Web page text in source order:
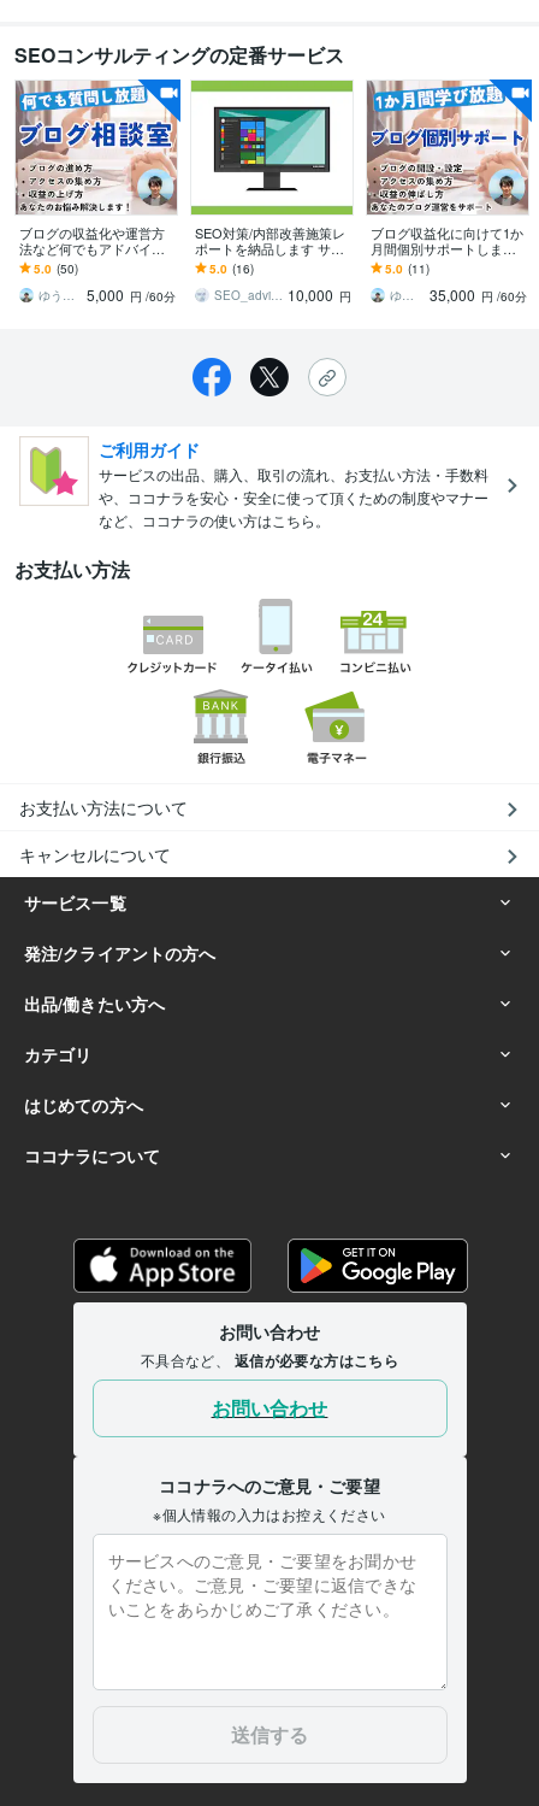
SEOコンサルティングの定番サービス
ブログの収益化や運営方
法など何でもアドバイス
します ブログの質問・ご
相談から的確にアドバイ
スして全て解決します！
5.0 (50)
ゆうき＠ブログ・SEOコンサルタント
5,000 円 /60分
SEO対策/内部改善施策レ
ポートを納品します サイ
トの改善点をわかりやす
いレポート形式で納品
5.0 (16)
SEO_advisor 10,000 円
ブログ収益化に向けて1か
月間個別サポートします
キーワード選定、アクセ
ス集め、収益化の仕方、
戦略をお伝え
5.0 (11)
ゆうき＠ブログ・SEOコンサルタント
35,000 円 /60分
ご利用ガイド
サービスの出品、購入、取引の流れ、お支払い方法・手数料
や、ココナラを安心・安全に使って頂くための制度やマナー
など、ココナラの使い方はこちら。
お支払い方法
お支払い方法について
キャンセルについて